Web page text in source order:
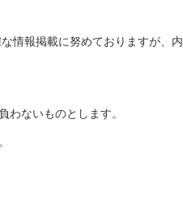
情報掲載に努めておりますが、内
わないものとします。